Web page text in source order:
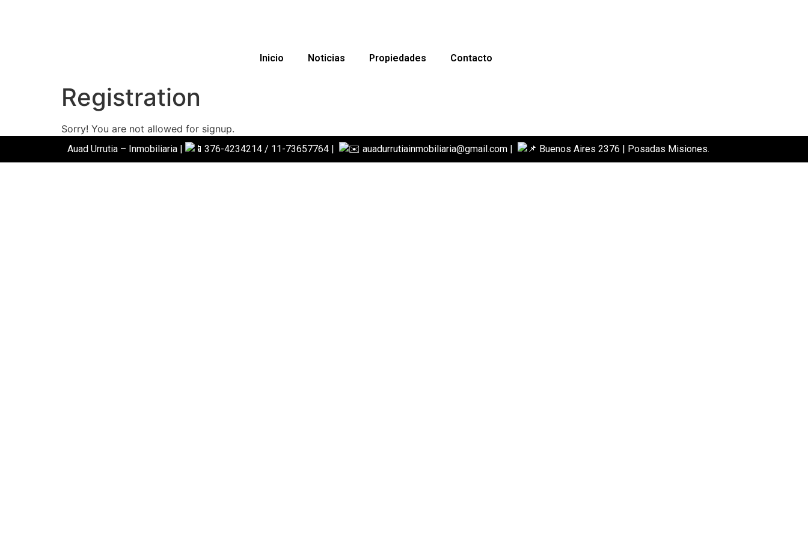
Inicio Noticias Propiedades Contacto
Registration
Sorry! You are not allowed for signup.
Auad Urrutia – Inmobiliaria | 376-4234214 / 11-73657764 | auadurrutiainmobiliaria@gmail.com | Buenos Aires 2376 | Posadas Misiones.